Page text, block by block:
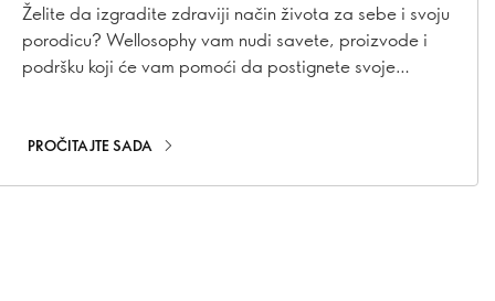
Želite da izgradite zdraviji način života za sebe i svoju
porodicu? Wellosophy vam nudi savete, proizvode i
podršku koji će vam pomoći da postignete svoje
PROČITAJTE SADA